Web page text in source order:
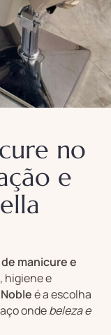
no
e
manicure e
higiene e
é a escolha
ondebeleza e